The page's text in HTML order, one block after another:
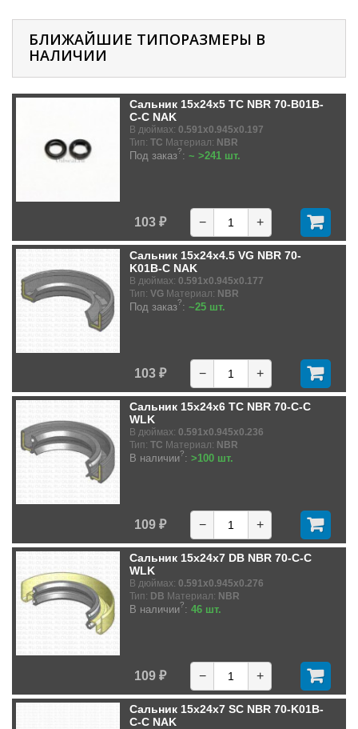
БЛИЖАЙШИЕ ТИПОРАЗМЕРЫ В
НАЛИЧИИ
Сальник 15x24x5 TC NBR 70-B01B-
C-C NAK
В дюймах: 0.591x0.945x0.197
Тип: TC Материал: NBR
Под заказ?: ~ >241 шт.
103 ₽ − +
Сальник 15x24x4.5 VG NBR 70-
K01B-C NAK
В дюймах: 0.591x0.945x0.177
Тип: VG Материал: NBR
Под заказ?: ~25 шт.
103 ₽ − +
Сальник 15x24x6 TC NBR 70-C-C
WLK
В дюймах: 0.591x0.945x0.236
Тип: TC Материал: NBR
В наличии?: >100 шт.
109 ₽ − +
Сальник 15x24x7 DB NBR 70-C-C
WLK
В дюймах: 0.591x0.945x0.276
Тип: DB Материал: NBR
В наличии?: 46 шт.
109 ₽ − +
Сальник 15x24x7 SC NBR 70-K01B-
C-C NAK